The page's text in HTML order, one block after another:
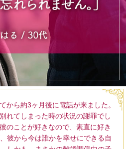
から約3ヶ月後に電話が来ました。
れてしまった時の状況の謝罪でし
のことが好きなので、素直に好き
彼から今は誰かを幸せにできる自